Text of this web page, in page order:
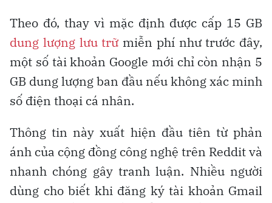
Theo đó, thay vì mặc định được cấp 15 GB
dung lượng lưu trữ miễn phí như trước đây,
một số tài khoản Google mới chỉ còn nhận 5
GB dung lượng ban đầu nếu không xác minh
số điện thoại cá nhân.
Thông tin này xuất hiện đầu tiên từ phản
ánh của cộng đồng công nghệ trên Reddit và
nhanh chóng gây tranh luận. Nhiều người
dùng cho biết khi đăng ký tài khoản Gmail